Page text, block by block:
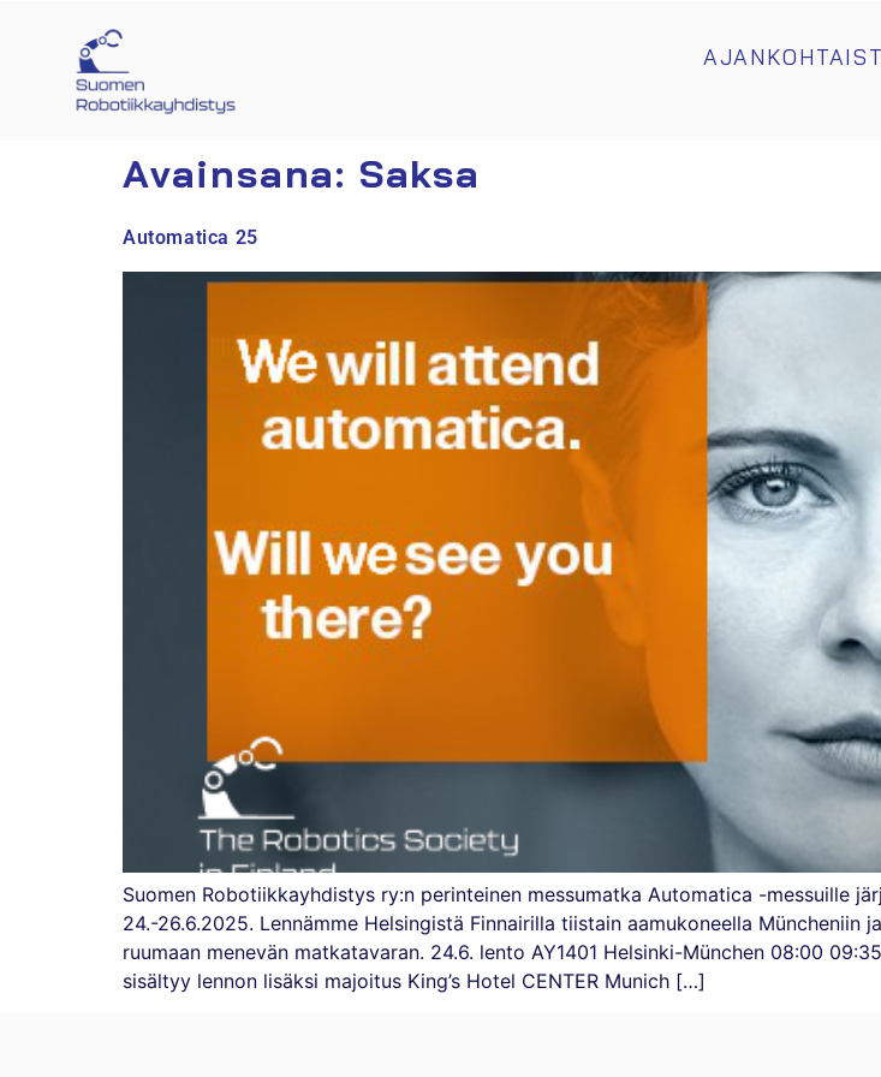
Avainsana: Saksa
Automatica 25
Suomen Robotiikkayhdistys ry:n perinteinen messumatka Automatica -messuille
24.-26.6.2025. Lennämme Helsingistä Finnairilla tiistain aamukoneella
ruumaan menevän matkatavaran. 24.6. lento AY1401 Helsinki-München 08:00
sisältyy lennon lisäksi majoitus King’s Hotel CENTER Munich […]